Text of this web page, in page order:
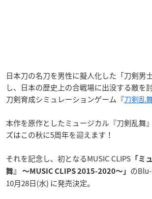
日本刀の名刀を男性に擬人化した「刀剣男
し、日本の歴史上の合戦場に出没する敵を
刀剣育成シミュレーションゲーム『刀剣乱
本作を原作としたミュージカル『刀剣乱舞
ズはこの秋に5周年を迎えます！
それを記念し、初となるMUSIC CLIPS 「ミ
舞』 〜MUSIC CLIPS 2015-2020〜」 の
10月28日(水) に発売決定。